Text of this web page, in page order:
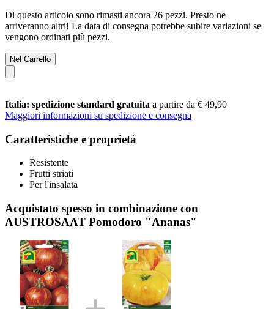
Di questo articolo sono rimasti ancora 26 pezzi. Presto ne
arriveranno altri! La data di consegna potrebbe subire variazioni se
vengono ordinati più pezzi.
Nel Carrello
Italia: spedizione standard gratuita a partire da € 49,90
Maggiori informazioni su spedizione e consegna
Caratteristiche e proprietà
Resistente
Frutti striati
Per l'insalata
Acquistato spesso in combinazione con
AUSTROSAAT Pomodoro "Ananas"